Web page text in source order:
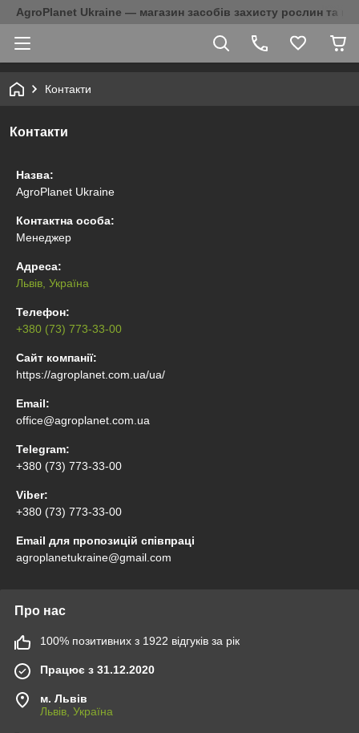
AgroPlanet Ukraine — магазин засобів захисту рослин та
Контакти
Контакти
Назва:
AgroPlanet Ukraine
Контактна особа:
Менеджер
Адреса:
Львів, Україна
Телефон:
+380 (73) 773-33-00
Сайт компанії:
https://agroplanet.com.ua/ua/
Email:
office@agroplanet.com.ua
Telegram:
+380 (73) 773-33-00
Viber:
+380 (73) 773-33-00
Email для пропозицій співпраці
agroplanetukraine@gmail.com
Про нас
100% позитивних з 1922 відгуків за рік
Працює з 31.12.2020
м. Львів
Львів, Україна